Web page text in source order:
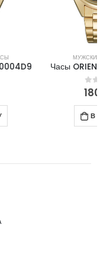
МУЖСКИЕ ЧАСЫ
FAB00004B9